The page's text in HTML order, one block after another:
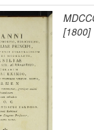
[1800]